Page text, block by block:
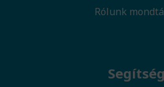
Rólunk
Segítség